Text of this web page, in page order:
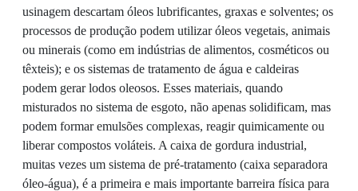
usinagem descartam óleos lubrificantes, graxas e solventes; os
processos de produção podem utilizar óleos vegetais, animais
ou minerais (como em indústrias de alimentos, cosméticos ou
têxteis); e os sistemas de tratamento de água e caldeiras
podem gerar lodos oleosos. Esses materiais, quando
misturados no sistema de esgoto, não apenas solidificam, mas
podem formar emulsões complexas, reagir quimicamente ou
liberar compostos voláteis. A caixa de gordura industrial,
muitas vezes um sistema de pré-tratamento (caixa separadora
óleo-água), é a primeira e mais importante barreira física para